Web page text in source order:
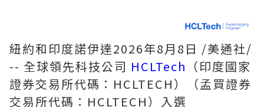
紐約和印度諾伊達2026年8月8日 /美通社/
-- 全球領先科技公司 HCLTech （印度國家
證券交易所代碼：HCLTECH）（孟買證券
交易所代碼：HCLTECH）入選